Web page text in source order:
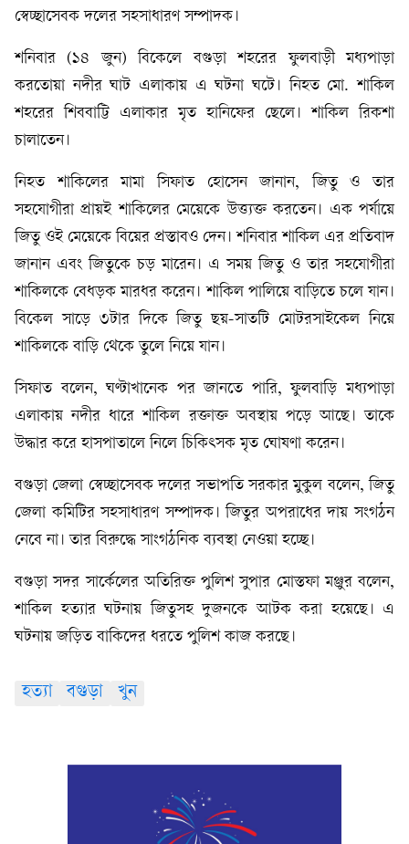
স্বেচ্ছাসেবক দলের সহসাধারণ সম্পাদক।
শনিবার (১৪ জুন) বিকেলে বগুড়া শহরের ফুলবাড়ী মধ্যপাড়া
করতোয়া নদীর ঘাট এলাকায় এ ঘটনা ঘটে। নিহত মো. শাকিল
শহরের শিববাট্টি এলাকার মৃত হানিফের ছেলে। শাকিল রিকশা
চালাতেন।
নিহত শাকিলের মামা সিফাত হোসেন জানান, জিতু ও তার
সহযোগীরা প্রায়ই শাকিলের মেয়েকে উত্ত্যক্ত করতেন। এক পর্যায়ে
জিতু ওই মেয়েকে বিয়ের প্রস্তাবও দেন। শনিবার শাকিল এর প্রতিবাদ
জানান এবং জিতুকে চড় মারেন। এ সময় জিতু ও তার সহযোগীরা
শাকিলকে বেধড়ক মারধর করেন। শাকিল পালিয়ে বাড়িতে চলে যান।
বিকেল সাড়ে ৩টার দিকে জিতু ছয়-সাতটি মোটরসাইকেল নিয়ে
শাকিলকে বাড়ি থেকে তুলে নিয়ে যান।
সিফাত বলেন, ঘণ্টাখানেক পর জানতে পারি, ফুলবাড়ি মধ্যপাড়া
এলাকায় নদীর ধারে শাকিল রক্তাক্ত অবস্থায় পড়ে আছে। তাকে
উদ্ধার করে হাসপাতালে নিলে চিকিৎসক মৃত ঘোষণা করেন।
বগুড়া জেলা স্বেচ্ছাসেবক দলের সভাপতি সরকার মুকুল বলেন, জিতু
জেলা কমিটির সহসাধারণ সম্পাদক। জিতুর অপরাধের দায় সংগঠন
নেবে না। তার বিরুদ্ধে সাংগঠনিক ব্যবস্থা নেওয়া হচ্ছে।
বগুড়া সদর সার্কেলের অতিরিক্ত পুলিশ সুপার মোস্তফা মঞ্জুর বলেন,
শাকিল হত্যার ঘটনায় জিতুসহ দুজনকে আটক করা হয়েছে। এ
ঘটনায় জড়িত বাকিদের ধরতে পুলিশ কাজ করছে।
হত্যা বগুড়া খুন